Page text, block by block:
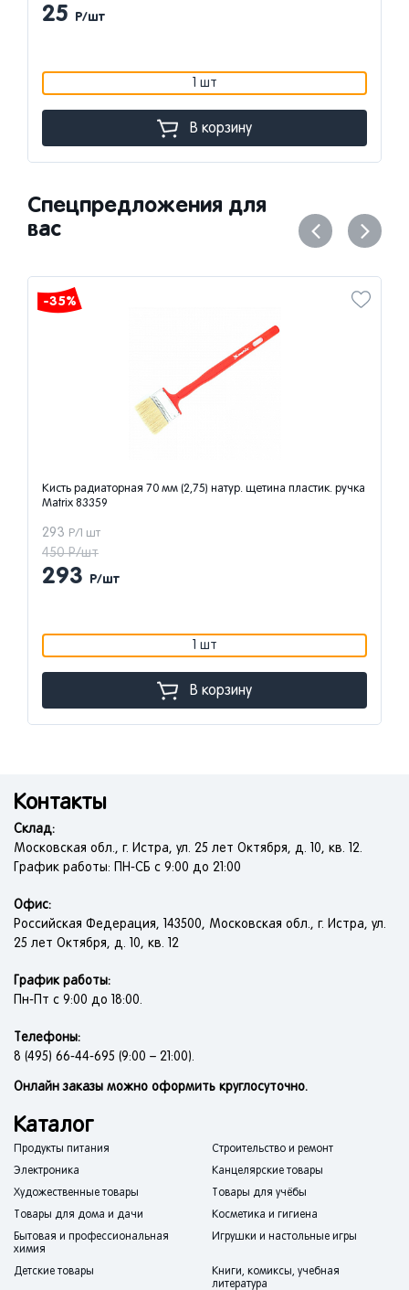
25 Р/шт
1 шт
В корзину
Спецпредложения для
вас
-35%
Кисть радиаторная 70 мм (2,75) натур. щетина пластик. ручка
Matrix 83359
293 Р/1 шт
450 Р/шт
293 Р/шт
1 шт
В корзину
Контакты
Склад:
Московская обл., г. Истра, ул. 25 лет Октября, д. 10, кв. 12.
График работы: ПН-СБ с 9:00 до 21:00
Офис:
Российская Федерация, 143500, Московская обл., г. Истра, ул.
25 лет Октября, д. 10, кв. 12
График работы:
Пн-Пт с 9:00 до 18:00.
Телефоны:
8 (495) 66-44-695 (9:00 – 21:00).
Онлайн заказы можно оформить круглосуточно.
Каталог
Продукты питания
Строительство и ремонт
Электроника
Канцелярские товары
Художественные товары
Товары для учёбы
Товары для дома и дачи
Косметика и гигиена
Бытовая и профессиональная
химия
Игрушки и настольные игры
Детские товары
Книги, комиксы, учебная
литература